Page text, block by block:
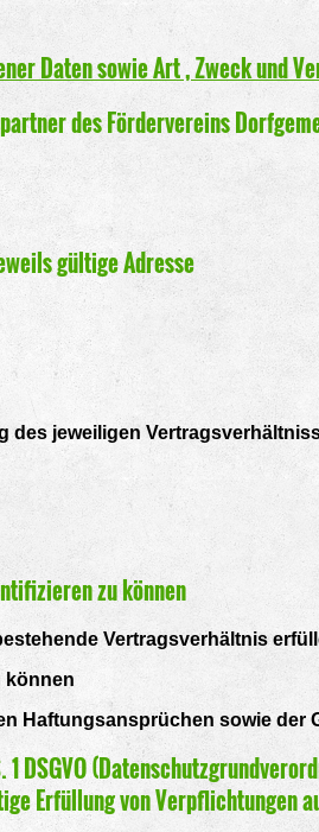
Daten sowie Art , Zweck und
des Fördervereins
gültige Adresse
des jeweiligen
zu können
Vertragsverhältnis
können
Haftungsansprüchen sowie der
DSGVO
Erfüllung von Verpflichtungen